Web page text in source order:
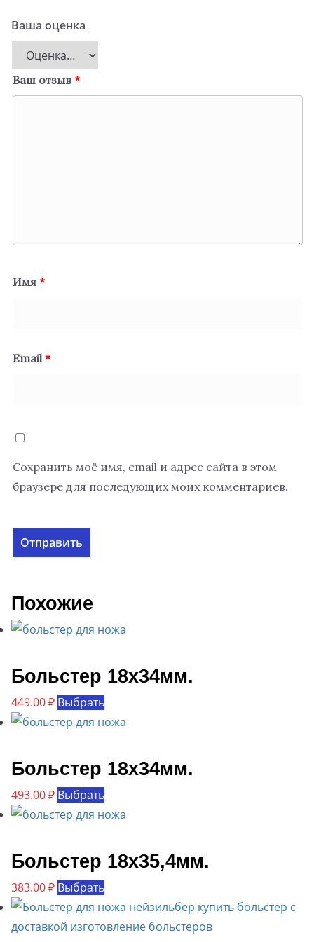
Ваша оценка
Ваш отзыв *
Имя *
Email*
Сохранить моё имя, email и адрес сайта в этом
браузере для последующих моих комментариев.
Похожие
Больстер 18х34мм.
449.00₽ ВыбратьЭтот
товар
несколько
вариаций.
Опции
можно
на
странице
товара.
Больстер 18х34мм.
493.00₽ ВыбратьЭтот
товар
несколько
вариаций.
Опции
можно
выбрать
Больстер 18х35,4мм.
383.00₽ ВыбратьЭтот
товар
имеет